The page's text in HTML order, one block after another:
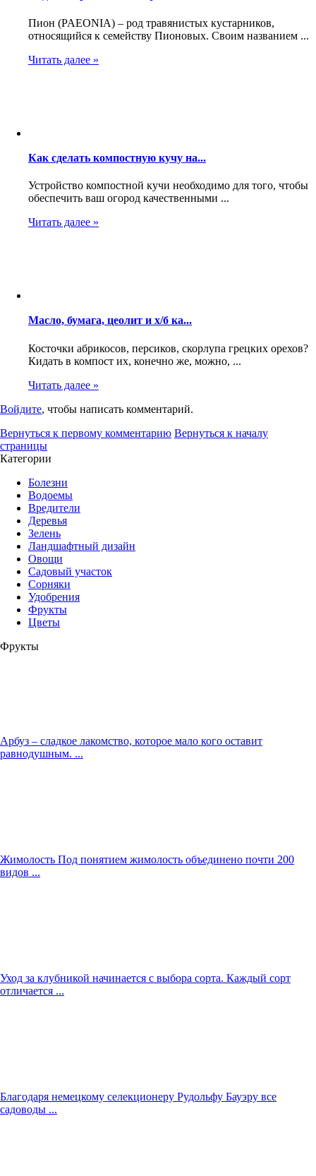
Пион (PAEONIA) – род травянистых кустарников,
относящийся к семейству Пионовых. Своим названием ...
Читать далее »
Как сделать компостную кучу на...
Устройство компостной кучи необходимо для того, чтобы
обеспечить ваш огород качественными ...
Читать далее »
Масло, бумага, цеолит и х/б ка...
Косточки абрикосов, персиков, скорлупа грецких орехов?
Кидать в компост их, конечно же, можно, ...
Читать далее »
Войдите, чтобы написать комментарий.
Вернуться к первому комментарию Вернуться к началу
страницы
Категории
Болезни
Водоемы
Вредители
Деревья
Зелень
Ландшафтный дизайн
Овощи
Садовый участок
Сорняки
Удобрения
Фрукты
Цветы
Фрукты
Арбуз – сладкое лакомство, которое мало кого оставит
равнодушным. ...
Жимолость Под понятием жимолость объединено почти 200
видов ...
Уход за клубникой начинается с выбора сорта. Каждый сорт
отличается ...
Благодаря немецкому селекционеру Рудольфу Бауэру все
садоводы ...